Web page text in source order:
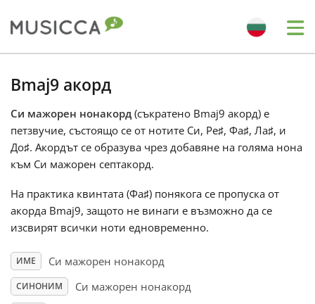
Български
Dansk
Deutsch
Español
Bmaj9 акорд
Си мажорен нонакорд (съкратено Bmaj9 акорд) е
петзвучие, състоящо се от нотите Си, Ре♯, Фа♯, Ла♯, и
До♯. Акордът се образува чрез добавяне на голяма нона
към Си мажорен септакорд.
На практика квинтата (Фа♯) понякога се пропуска от
акорда Bmaj9, защото не винаги е възможно да се
изсвирят всички ноти едновременно.
ИМЕ Си мажорен нонакорд
СИНОНИМ Си мажорен нонакорд